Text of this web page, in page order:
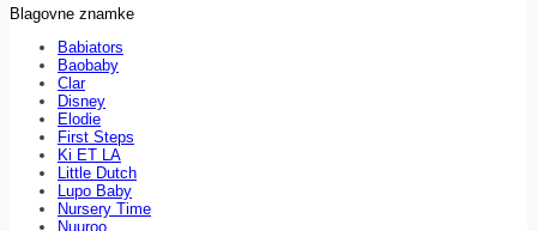
Blagovne znamke
Babiators
Baobaby
Clar
Disney
Elodie
First Steps
Ki ET LA
Little Dutch
Lupo Baby
Nursery Time
Nuuroo